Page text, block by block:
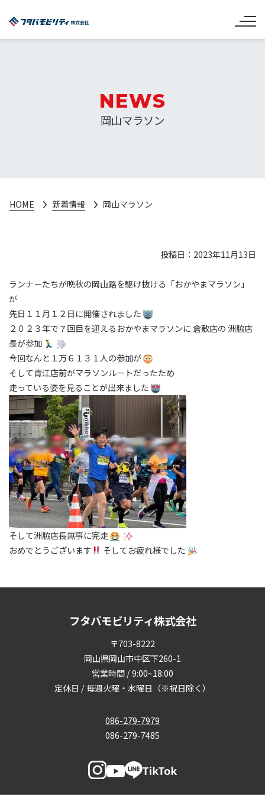
NEWS
岡山マラソン
HOME 新着情報 岡山マラソン
投稿日：2023年11月13日
ランナーたちが晩秋の岡山路を駆け抜ける「おかやまマラソン」
が
先日１１月１２日に開催されました
２０２３年で７回目を迎えるおかやまマラソンに 倉敷店の 洲脇店
長が参加
今回なんと１万６１３１人の参加が
そして青江店前がマラソンルートだったため
走っている姿を見ることが出来ました
そして洲脇店長無事に完走
おめでとうございます
そしてお疲れ様でした
フタバモビリティ株式会社
〒703-8222
岡山県岡山市中区下260-1
営業時間 / 9:00~18:00
定休日 / 毎週火曜・水曜日（※祝日除く）
086-279-7979
086-279-7485